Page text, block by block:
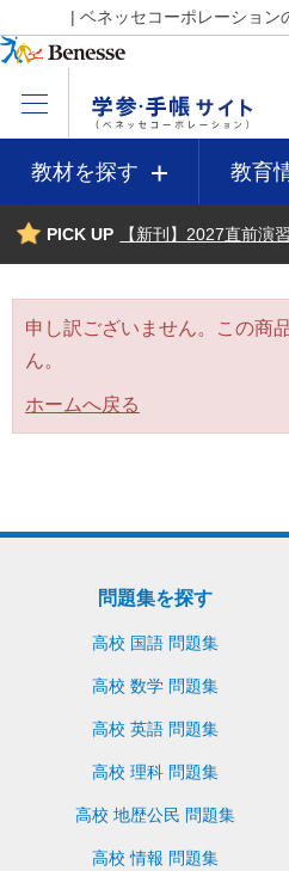
| ベネッセコーポレーション
教材を探す 教育
PICK UP 【新刊】2027直前演
申し訳ございません。この商
ん。
ホームへ戻る
問題集を探す
高校 国語 問題集
高校 数学 問題集
高校 英語 問題集
高校 理科 問題集
高校 地歴公民 問題集
高校 情報 問題集